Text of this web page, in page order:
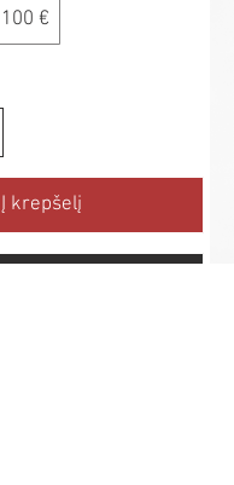
100 €
Į krepšelį